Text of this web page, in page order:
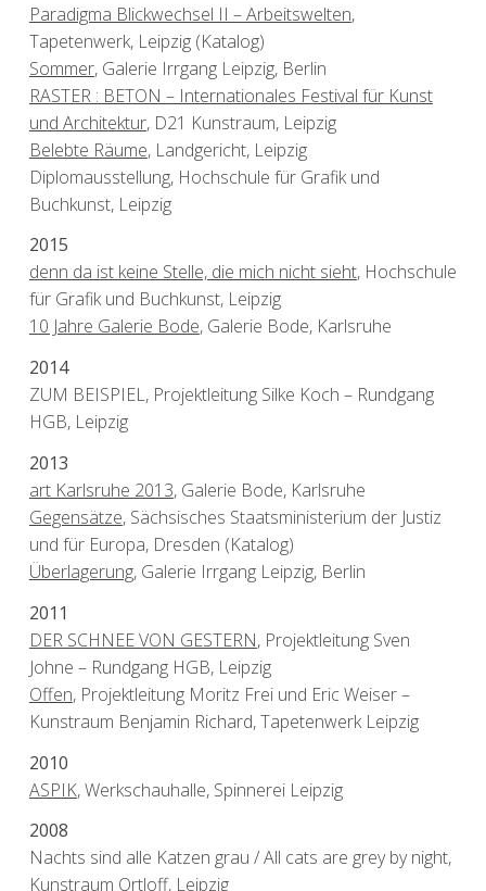
Paradigma Blickwechsel II – Arbeitswelten,
Tapetenwerk, Leipzig (Katalog)
Sommer, Galerie Irrgang Leipzig, Berlin
RASTER : BETON – Internationales Festival für Kunst
und Architektur, D21 Kunstraum, Leipzig
Belebte Räume, Landgericht, Leipzig
Diplomausstellung, Hochschule für Grafik und
Buchkunst, Leipzig
2015
denn da ist keine Stelle, die mich nicht sieht, Hochschule
für Grafik und Buchkunst, Leipzig
10 Jahre Galerie Bode, Galerie Bode, Karlsruhe
2014
ZUM BEISPIEL, Projektleitung Silke Koch – Rundgang
HGB, Leipzig
2013
art Karlsruhe 2013, Galerie Bode, Karlsruhe
Gegensätze, Sächsisches Staatsministerium der Justiz
und für Europa, Dresden (Katalog)
Überlagerung, Galerie Irrgang Leipzig, Berlin
2011
DER SCHNEE VON GESTERN, Projektleitung Sven
Johne – Rundgang HGB, Leipzig
Offen, Projektleitung Moritz Frei und Eric Weiser –
Kunstraum Benjamin Richard, Tapetenwerk Leipzig
2010
ASPIK, Werkschauhalle, Spinnerei Leipzig
2008
Nachts sind alle Katzen grau / All cats are grey by night,
Kunstraum Ortloff, Leipzig